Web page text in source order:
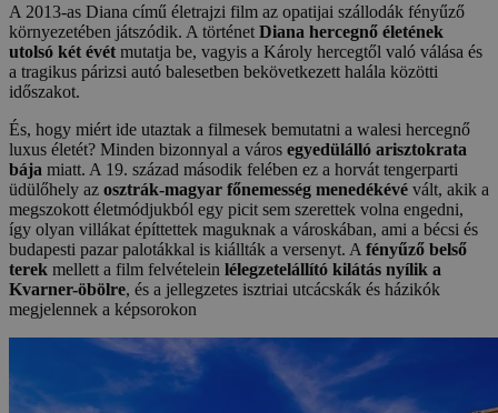
A 2013-as Diana című életrajzi film az opatijai szállodák fényűző
környezetében játszódik. A történet Diana hercegnő életének
utolsó két évét mutatja be, vagyis a Károly hercegtől való válása és
a tragikus párizsi autó balesetben bekövetkezett halála közötti
időszakot.
És, hogy miért ide utaztak a filmesek bemutatni a walesi hercegnő
luxus életét? Minden bizonnyal a város egyedülálló arisztokrata
bája miatt. A 19. század második felében ez a horvát tengerparti
üdülőhely az osztrák-magyar főnemesség menedékévé vált, akik a
megszokott életmódjukból egy picit sem szerettek volna engedni,
így olyan villákat építtettek maguknak a városkában, ami a bécsi és
budapesti pazar palotákkal is kiállták a versenyt. A fényűző belső
terek mellett a film felvételein lélegzetelállító kilátás nyílik a
Kvarner-öbölre, és a jellegzetes isztriai utcácskák és házikók
megjelennek a képsorokon